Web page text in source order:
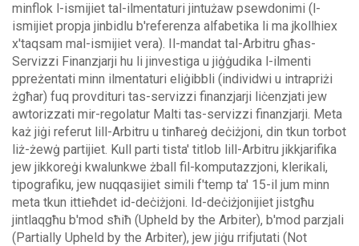
minflok l-ismijiet tal-ilmentaturi jintużaw psewdonimi (l-
ismijiet propja jinbidlu b'referenza alfabetika li ma jkollhiex
x'taqsam mal-ismijiet vera). Il-mandat tal-Arbitru għas-
Servizzi Finanzjarji hu li jinvestiga u jiġġudika l-ilmenti
ppreżentati minn ilmentaturi eliġibbli (individwi u intrapriżi
żgħar) fuq provdituri tas-servizzi finanzjarji liċenzjati jew
awtorizzati mir-regolatur Malti tas-servizzi finanzjarji. Meta
każ jiġi referut lill-Arbitru u tinħareġ deċiżjoni, din tkun torbot
liż-żewġ partijiet. Kull parti tista' titlob lill-Arbitru jikkjarifika
jew jikkoreġi kwalunkwe żball fil-komputazzjoni, klerikali,
tipografiku, jew nuqqasijiet simili f'temp ta' 15-il jum minn
meta tkun ittieħdet id-deċiżjoni. Id-deċiżjonijiet jistgħu
jintlaqgħu b'mod sħiħ (Upheld by the Arbiter), b'mod parzjali
(Partially Upheld by the Arbiter), jew jiġu rrifjutati (Not